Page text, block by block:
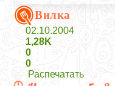
Вилка
02.10.2004
1,28K
0
0
Распечатать